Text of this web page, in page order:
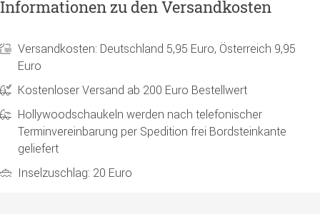
Informationen zu den Versandkosten
Versandkosten: Deutschland 5,95 Euro, Österreich 9,95
Euro
Kostenloser Versand ab 200 Euro Bestellwert
Hollywoodschaukeln werden nach telefonischer
Terminvereinbarung per Spedition frei Bordsteinkante
geliefert
Inselzuschlag: 20 Euro